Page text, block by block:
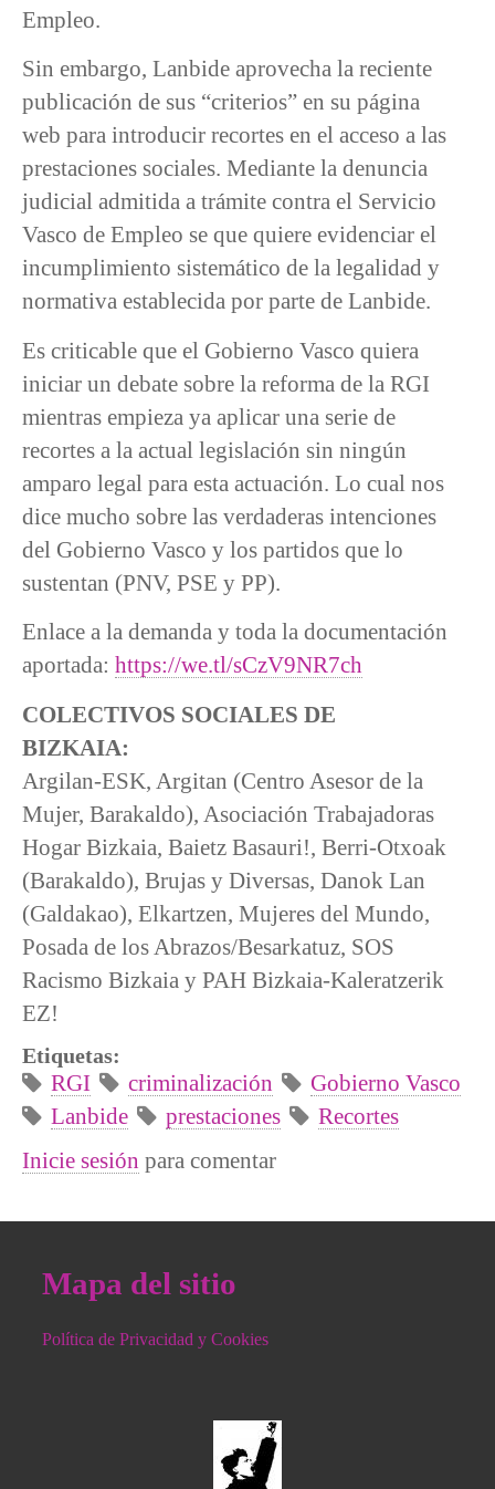
Empleo.
Sin embargo, Lanbide aprovecha la reciente
publicación de sus “criterios” en su página
web para introducir recortes en el acceso a las
prestaciones sociales. Mediante la denuncia
judicial admitida a trámite contra el Servicio
Vasco de Empleo se que quiere evidenciar el
incumplimiento sistemático de la legalidad y
normativa establecida por parte de Lanbide.
Es criticable que el Gobierno Vasco quiera
iniciar un debate sobre la reforma de la RGI
mientras empieza ya aplicar una serie de
recortes a la actual legislación sin ningún
amparo legal para esta actuación. Lo cual nos
dice mucho sobre las verdaderas intenciones
del Gobierno Vasco y los partidos que lo
sustentan (PNV, PSE y PP).
Enlace a la demanda y toda la documentación
aportada: https://we.tl/sCzV9NR7ch
COLECTIVOS SOCIALES DE
BIZKAIA:
Argilan-ESK, Argitan (Centro Asesor de la
Mujer, Barakaldo), Asociación Trabajadoras
Hogar Bizkaia, Baietz Basauri!, Berri-Otxoak
(Barakaldo), Brujas y Diversas, Danok Lan
(Galdakao), Elkartzen, Mujeres del Mundo,
Posada de los Abrazos/Besarkatuz, SOS
Racismo Bizkaia y PAH Bizkaia-Kaleratzerik
EZ!
Etiquetas:
RGI criminalización
Gobierno Vasco
Lanbide
prestaciones
Recortes
Inicie sesión para comentar
Mapa del sitio
Política de Privacidad y Cookies